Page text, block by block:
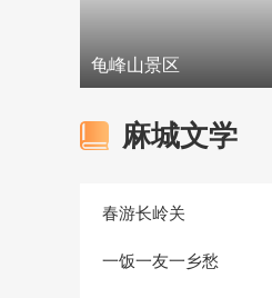
龟峰山景区
麻城文学
春游长岭关
一饭一友一乡愁